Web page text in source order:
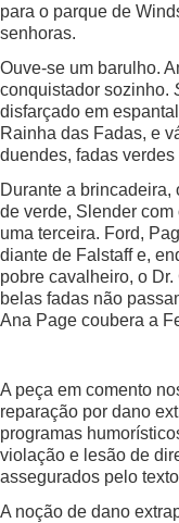
para o parque de
senhoras.
Ouve-se um barulho.
conquistador sozinho.
disfarçado em
Rainha das Fadas, e
duendes, fadas verdes
Durante a brincadeira,
de verde, Slender
uma terceira. Ford,
diante de Falstaff e,
pobre cavalheiro, o
belas fadas não
Ana Page coubera a
A peça em comento
reparação por dano
programas
violação e lesão de
assegurados pelo
A noção de dano